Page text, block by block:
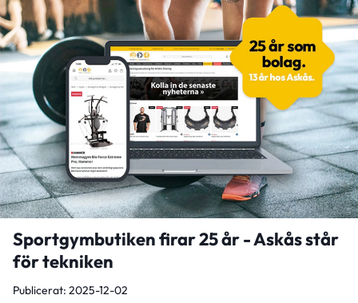
Sportgymbutiken firar 25 år - Askås står
för tekniken
Publicerat: 2025-12-02